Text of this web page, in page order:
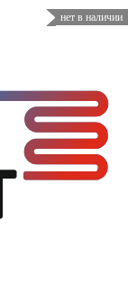
нет в наличии